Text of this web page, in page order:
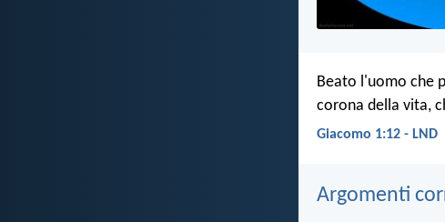
Beato l'uomo che
corona della vita,
Giacomo 1:12 - LND
Argomenti